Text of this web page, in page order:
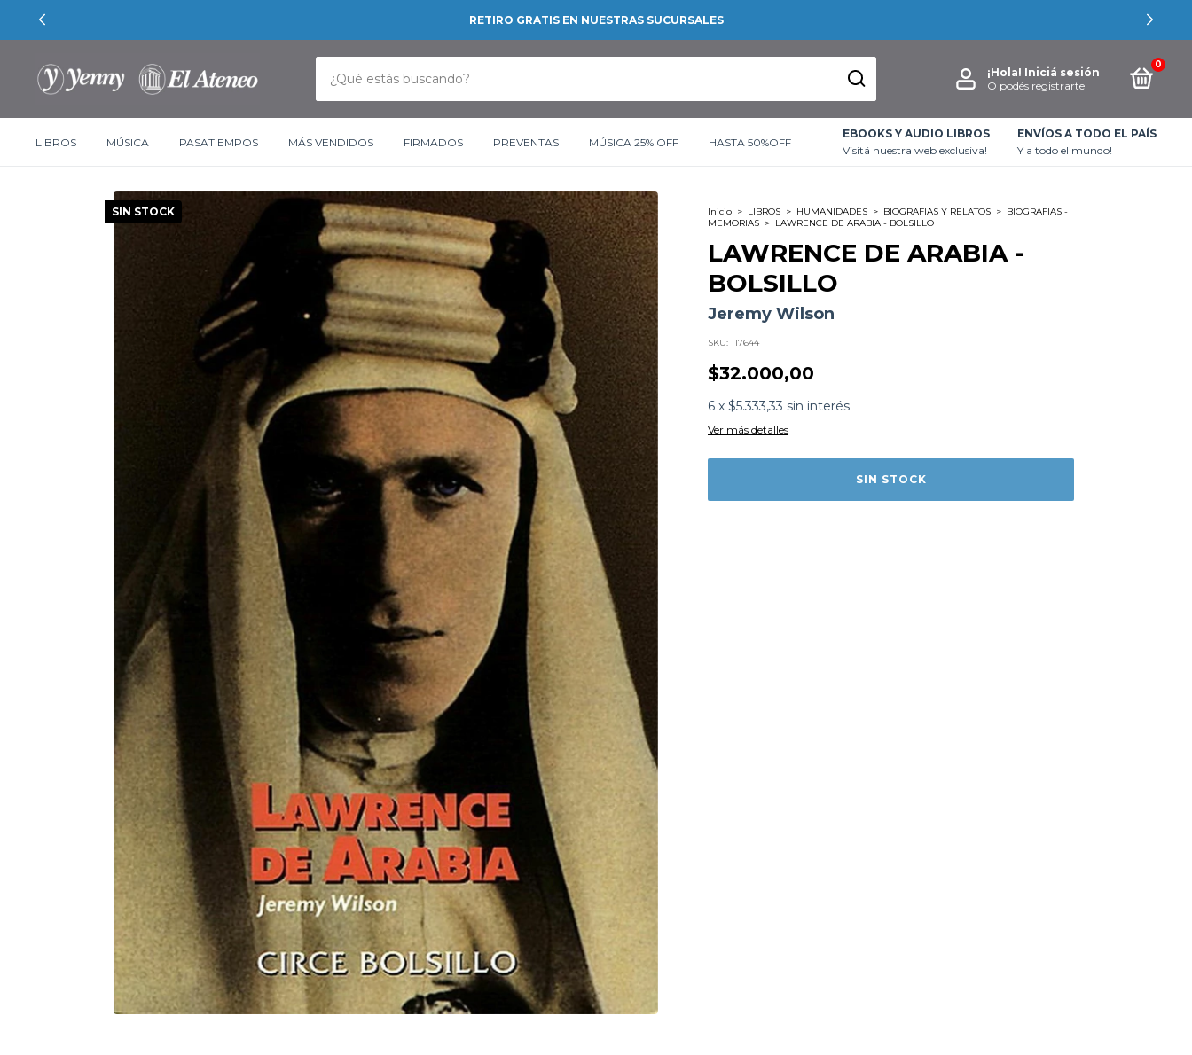
RETIRO GRATIS EN NUESTRAS SUCURSALES
¡Hola! Iniciá sesión
O podés registrarte
0
LIBROS MÚSICA PASATIEMPOS MÁS VENDIDOS FIRMADOS PREVENTAS MÚSICA 25% OFF HASTA 50%OFF
EBOOKS Y AUDIO LIBROS
Visitá nuestra web exclusiva!
ENVÍOS A TODO EL PAÍS
Y a todo el mundo!
SIN STOCK Inicio > LIBROS > HUMANIDADES > BIOGRAFIAS Y RELATOS > BIOGRAFIAS -
MEMORIAS > LAWRENCE DE ARABIA - BOLSILLO
LAWRENCE DE ARABIA -
BOLSILLO
Jeremy Wilson
SKU: 117644
$32.000,00
6 x $5.333,33 sin interés
Ver más detalles
Formato: LIBROS
Editorial:
Circe
Encuadernación:Tapa Blanda
Idioma:
Español
9788477651789
Fecha Publicación:
09/2000